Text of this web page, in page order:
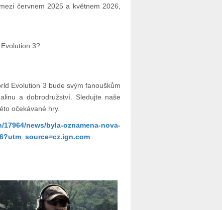
červnem 2025 a květnem 2026,
3?
Evolution 3 bude svým fanouškům
a dobrodružství. Sledujte naše
očekávané hry.
news/byla-oznamena-nova-